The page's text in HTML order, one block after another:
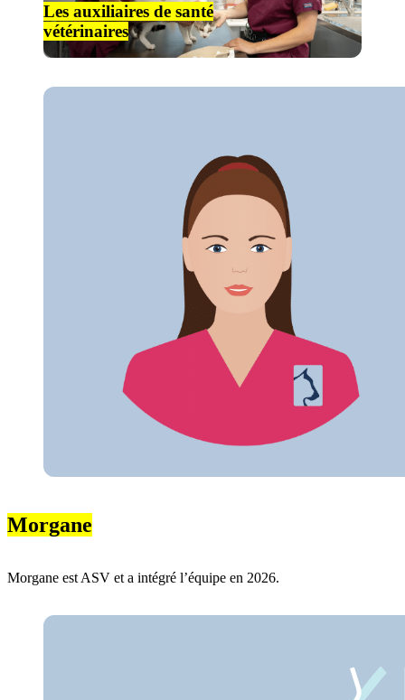
Les auxiliaires de santé
vétérinaires
Morgane
Morgane est ASV et a intégré l’équipe en 2026.